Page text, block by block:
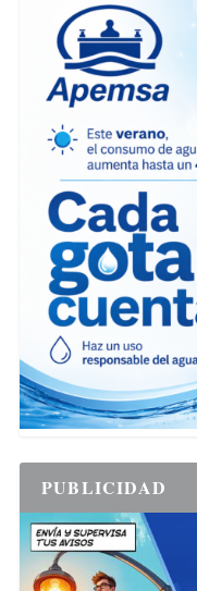
PUBLICIDAD